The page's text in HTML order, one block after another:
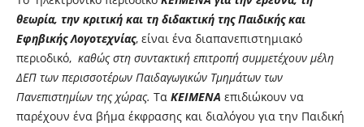
θεωρία, την κριτική και τη διδακτική της Παιδικής και
Εφηβικής Λογοτεχνίας, είναι ένα διαπανεπιστημιακό
περιοδικό,καθώς στη συντακτική επιτροπή συμμετέχουν μέλη
ΔΕΠ των περισσοτέρων Παιδαγωγικών Τμημάτων των
Πανεπιστημίων της χώρας. Τα ΚΕΙΜΕΝΑ επιδιώκουν να
παρέχουν ένα βήμα έκφρασης και διαλόγου για την Παιδική